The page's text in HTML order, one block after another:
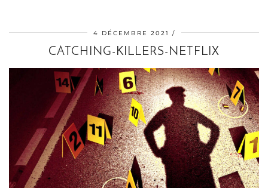
4 DÉCEMBRE 2021
CATCHING-KILLERS-NETFLIX